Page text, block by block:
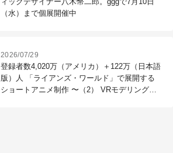
（水）まで個展開催中
2026/07/29
登録者数4,020万（アメリカ）＋122万（日本語
版）人 「ライアンズ・ワールド」で展開する
ショートアニメ制作 〜（2） VRモデリングソ